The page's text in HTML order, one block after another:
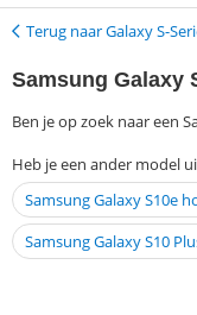
Terug
Terug naar Galaxy S-
Samsung Galaxy
Ben je op zoek naar een
favoriete hoesje of case
13:00 en ontvang jouw
al thuis. Zonder
Heb je een ander model
Samsung Galaxy S10e
Samsung Galaxy S10